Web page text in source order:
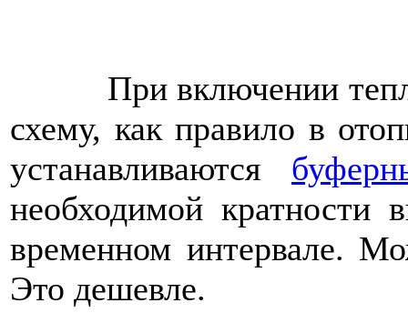
При включении
схему, как правило в
устанавливаются
необходимой кратности
временном интервале.
Это дешевле.